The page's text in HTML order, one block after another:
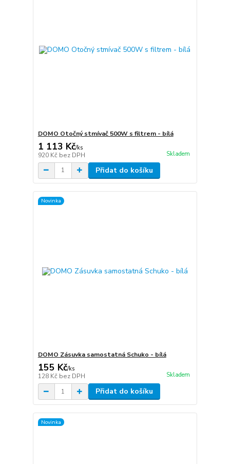
DOMO Otočný stmívač 500W s filtrem - bílá
1 113 Kč/ks
920 Kč bez DPH Skladem
Přidat do košíku
Novinka
DOMO Zásuvka samostatná Schuko - bílá
155 Kč/ks
128 Kč bez DPH Skladem
Přidat do košíku
Novinka